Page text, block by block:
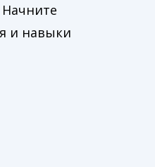
Начните
и навыки